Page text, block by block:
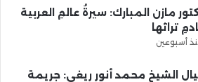
مازن المبارك: سيرةُ عالمِ العربية
تراثها
أسبوعين
الشيخ محمد أنور ريغي: جريمة